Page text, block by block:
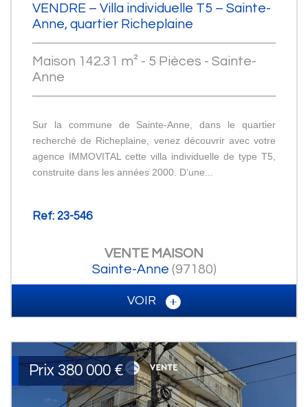
VENDRE – Villa individuelle T5 – Sainte-
Anne, quartier Richeplaine
Maison 142.31 m² - 5 Pièces - Sainte-
Anne
Sur la commune de Sainte-Anne, dans le quartier
recherché de Richeplaine, venez découvrir avec votre
agence IMMOVITAL cette villa individuelle de type T5,
construite dans les années 2000. D’une...
Ref: 23-546
VENTE MAISON
Sainte-Anne (97180)
VOIR
Prix 380 000 €